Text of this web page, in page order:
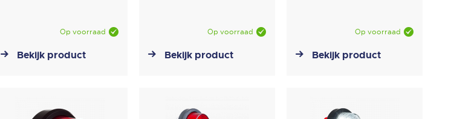
Op voorraad
Bekijk product
Op voorraad
Bekijk product
Op voorraad
Bekijk product